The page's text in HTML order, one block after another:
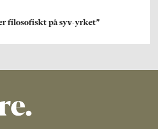
filosofiskt på syv-yrket”